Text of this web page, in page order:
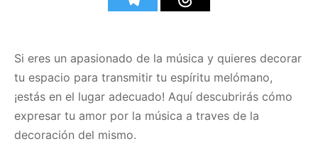
Si eres un apasionado de la música y quieres decorar
tu espacio para transmitir tu espíritu melómano,
¡estás en el lugar adecuado! Aquí descubrirás cómo
expresar tu amor por la música a traves de la
decoración del mismo.